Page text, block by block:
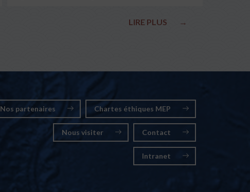
LIRE PLUS →
Nos partenaires Chartes éthiques MEP
Nous visiter Contact
Intranet